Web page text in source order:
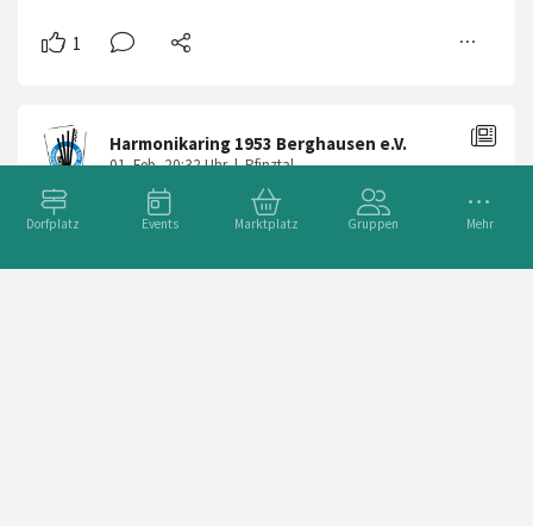
Dorfplatz Events Marktplatz Gruppen Mehr
Funky Raccoons am 8. Februar in Berghausen – nicht vergessen!
Nochmals für alle zur Erinnerung: Am Sonntag, 8. Februar 2026